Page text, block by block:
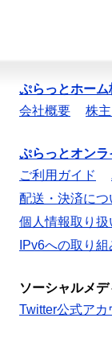
ぷらっとホーム
会社概要
株
ぷらっとオンラ
ご利用ガイド
配送・決済につ
個人情報取り扱
IPv6への取り組
ソーシャルメデ
Twitter公式アカ